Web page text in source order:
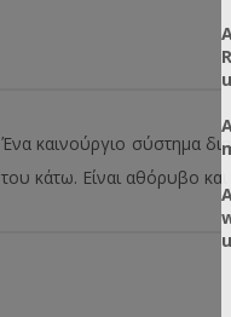
Ένα καινούργιο σύστημα
του κάτω. Είναι αθόρυβο και